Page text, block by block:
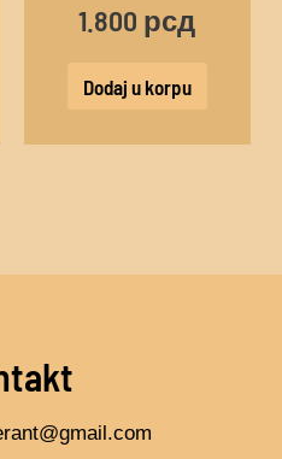
1.800 рсд
Dodaj u korpu